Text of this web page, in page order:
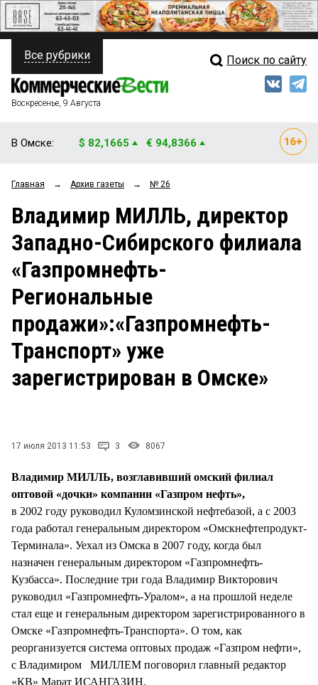
ПОЛИТИКА
ФИНАНСЫ
ОБЩЕСТВО
ЗАКОН
НОВОСТИ КОМПАНИЙ
СТИЛЬ ЖИЗНИ
Свежий выпуск
Рейтинги
Блоги
Все рубрики Поиск по сайту
Воскресенье, 9 Августа
В Омске: $ 82,1665 € 94,8366
Главная → Архив газеты → № 26
Владимир МИЛЛЬ, директор
Западно-Сибирского филиала
«Газпромнефть-
Региональные
продажи»:«Газпромнефть-
Транспорт» уже
зарегистрирован в Омске»
17 июля 2013 11:53 3 8067
Владимир МИЛЛЬ, возглавивший омский филиал
оптовой «дочки» компании «Газпром нефть»,
в 2002 году руководил Куломзинской нефтебазой, а с 2003
года работал генеральным директором «Омскнефтепродукт-
Терминала». Уехал из Омска в 2007 году, когда был
назначен генеральным директором «Газпромнефть-
Кузбасса». Последние три года Владимир Викторович
руководил «Газпромнефть-Уралом», а на прошлой неделе
стал еще и генеральным директором зарегистрированного в
Омске «Газпромнефть-Транспорта». О том, как
реорганизуется система оптовых продаж «Газпром нефти»,
с Владимиром МИЛЛЕМ поговорил главный редактор
«КВ» Марат ИСАНГАЗИН.